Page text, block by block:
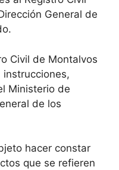
General de
Civil de Montalvos
Ministerio de
de los
hacer constar
que se refieren